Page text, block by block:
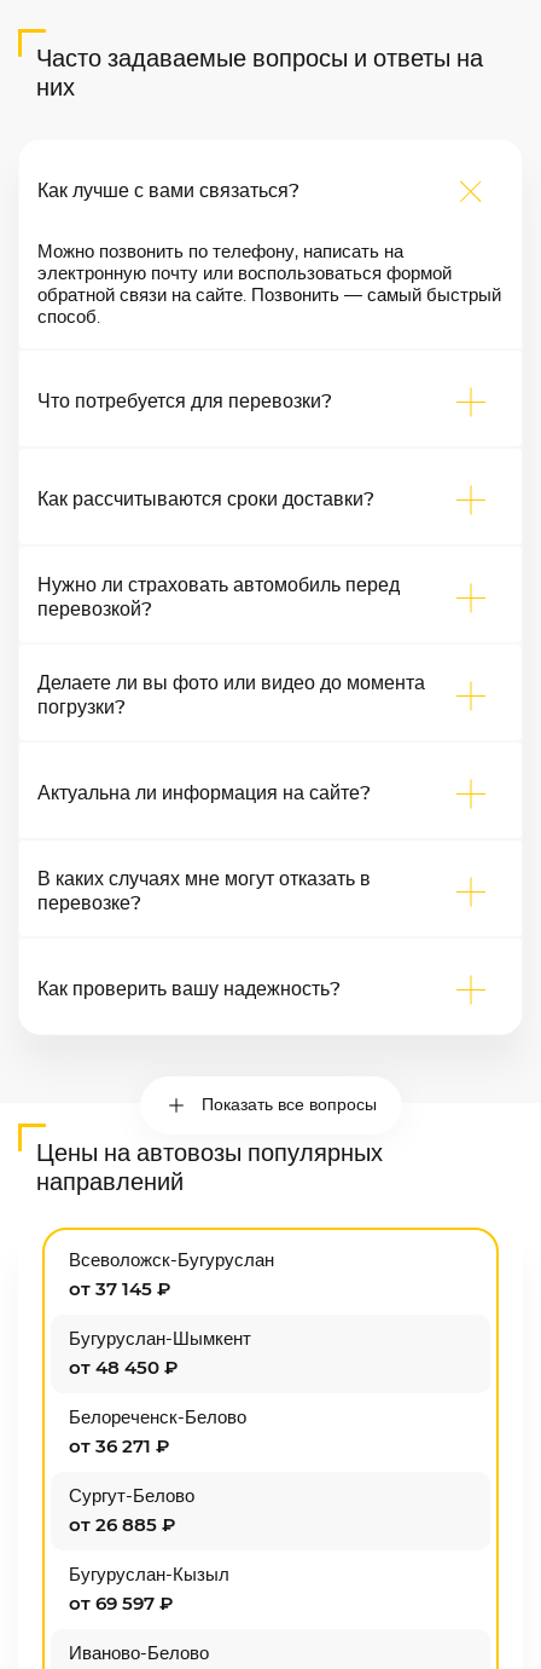
Часто задаваемые вопросы и ответы на
них
Как лучше с вами связаться?
Можно позвонить по телефону, написать на
электронную почту или воспользоваться формой
обратной связи на сайте. Позвонить — самый быстрый
способ.
Что потребуется для перевозки?
Как рассчитываются сроки доставки?
Нужно ли страховать автомобиль перед
перевозкой?
Делаете ли вы фото или видео до момента
погрузки?
Актуальна ли информация на сайте?
В каких случаях мне могут отказать в
перевозке?
Как проверить вашу надежность?
Показать все вопросы
Цены на автовозы популярных
направлений
Всеволожск-Бугуруслан
от 37 145 ₽
Бугуруслан-Шымкент
от 48 450 ₽
Белореченск-Белово
от 36 271 ₽
Сургут-Белово
от 26 885 ₽
Бугуруслан-Кызыл
от 69 597 ₽
Иваново-Белово